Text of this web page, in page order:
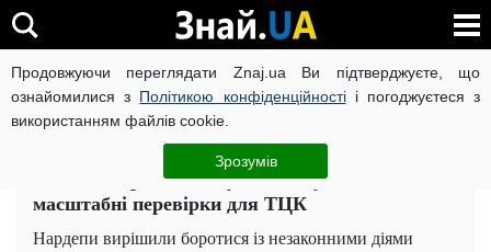
Продовжуючи переглядати Znaj.ua Ви підтверджуєте, що
ознайомилися з Політикою конфіденційностіі погоджуєтеся з
використанням файлів cookie.
Зрозумів
ВІЙНА РОСІЇ ПРОТИ УКРАЇНИ КОРОНАВІРУС В УКРАЇНІ
ЧИТАТЬ НА РУССКОМ
"Ганебна практика": у Раді готують
масштабні перевірки для ТЦК
Нардепи вирішили боротися із незаконними діями